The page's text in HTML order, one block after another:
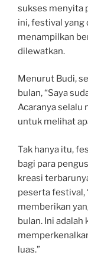
sukses menyita
ini, festival yang
menampilkan
dilewatkan.
Menurut Budi,
bulan, “Saya
Acaranya selalu
untuk melihat
Tak hanya itu,
bagi para
kreasi
peserta festival,
memberikan
bulan. Ini
luas.”